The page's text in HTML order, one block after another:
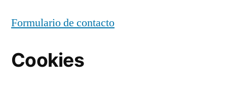
Formulario de contacto
Cookies